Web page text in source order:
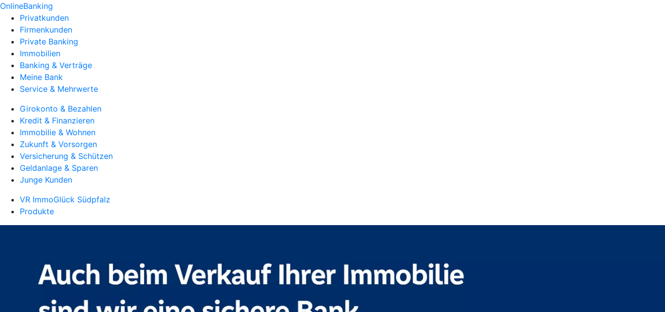
OnlineBanking
Privatkunden
Firmenkunden
Private Banking
Immobilien
Banking & Verträge
Meine Bank
Service & Mehrwerte
Girokonto & Bezahlen
Kredit & Finanzieren
Immobilie & Wohnen
Zukunft & Vorsorgen
Versicherung & Schützen
Geldanlage & Sparen
Junge Kunden
VR ImmoGlück Südpfalz
Produkte